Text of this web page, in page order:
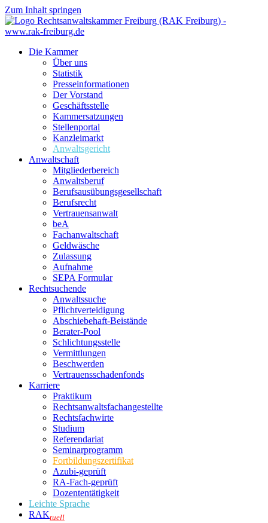
Zum Inhalt springen
Die Kammer
Über uns
Statistik
Presseinformationen
Der Vorstand
Geschäftsstelle
Kammersatzungen
Stellenportal
Kanzleimarkt
Anwaltsgericht
Anwaltschaft
Mitgliederbereich
Anwaltsberuf
Berufsausübungs­gesellschaft
Berufsrecht
Vertrauensanwalt
beA
Fachanwaltschaft
Geldwäsche
Zulassung
Aufnahme
SEPA Formular
Rechtsuchende
Anwaltssuche
Pflichtverteidigung
Abschiebehaft-Beistände
Berater-Pool
Schlichtungsstelle
Vermittlungen
Beschwerden
Vertrauensschadenfonds
Karriere
Praktikum
Rechtsanwalts­fachangestellte
Rechtsfachwirte
Studium
Referendariat
Seminarprogramm
Fortbildungszertifikat
Azubi-geprüft
RA-Fach-geprüft
Dozententätigkeit
Leichte Sprache
RAKtuell